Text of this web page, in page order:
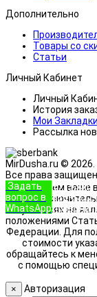
Дополнительно
Товары со
Статьи
Личный Кабинет
Личный
История
Мои Закладки
Рассылка
MirDusha.ru © 2026.
Все права
Обращаем ваше
носит
условиях не
положениями
Федерации. Для
стоимости
обращайтесь к
с помощью
Задать
вопрос в
WhatsApp
+7 (933)
888-8322
×
Авторизация